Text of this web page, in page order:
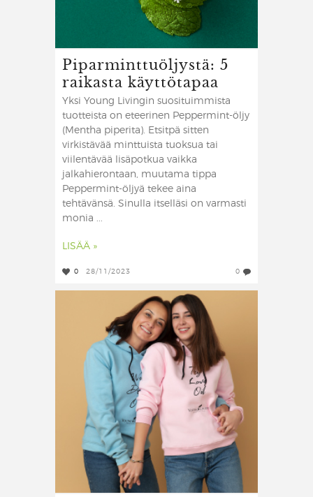
Piparminttuöljystä: 5
raikasta käyttötapaa
Yksi Young Livingin suosituimmista
tuotteista on eteerinen Peppermint-öljy
(Mentha piperita). Etsitpä sitten
virkistävää minttuista tuoksua tai
viilentävää lisäpotkua vaikka
jalkahierontaan, muutama tippa
Peppermint-öljyä tekee aina
tehtävänsä. Sinulla itselläsi on varmasti
monia ...
LISÄÄ »
0 28/11/2023 0